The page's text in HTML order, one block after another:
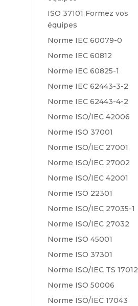
ISO 37101 Formez vos
équipes
Norme IEC 60079-0
Norme IEC 60812
Norme IEC 60825-1
Norme IEC 62443-3-2
Norme IEC 62443-4-2
Norme ISO/IEC 42006
Norme ISO 37001
Norme ISO/IEC 27001
Norme ISO/IEC 27002
Norme ISO/IEC 42001
Norme ISO 22301
Norme ISO/IEC 27035-1
Norme ISO/IEC 27032
Norme ISO 45001
Norme ISO 37301
Norme ISO/IEC TS 17012
Norme ISO 50006
Norme ISO/IEC 17043